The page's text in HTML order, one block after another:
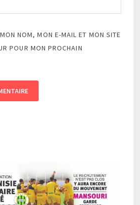
NOM, MON E-MAIL ET MON SITE
POUR MON PROCHAIN